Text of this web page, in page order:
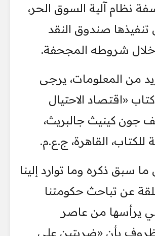
نظام آلية السوق الحر،
صندوق النقد
شروطه المجحفة.
من المعلومات، يرجى
«اقتصاد الاحتيال
جون كينيث جالبريث،
للكتاب، القاهرة، ج.ع.م.
سبق ذكره وما توارد إلينا
عن تباحث حكومتنا
يرأسها من عاصر
بأن «ضربتين على